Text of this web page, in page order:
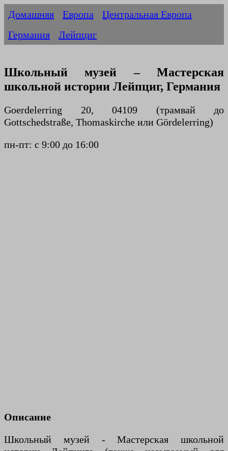
Домашняя Европа
Центральная Европа
Германия
Лейпциг
Школьный музей – Мастерская
школьной истории Лейпциг, Германия
Goerdelerring 20, 04109 (трамвай до
Gottschedstraße, Thomaskirche или Gördelerring)
пн-пт: с 9:00 до 16:00
Описание
Школьный музей - Мастерская школьной